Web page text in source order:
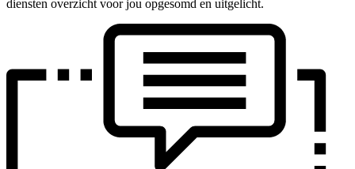
diensten overzicht voor jou opgesomd en uitgelicht.